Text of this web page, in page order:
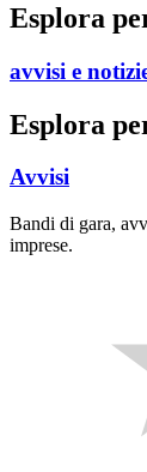
Esplora
avvisi e
Esplora
Avvisi
Bandi di gara,
imprese.